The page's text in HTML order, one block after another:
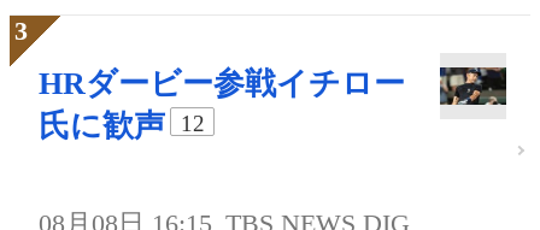
HRダービー参戦イチロー
氏に歓声
12
08月08日 16:15 TBS NEWS DIG